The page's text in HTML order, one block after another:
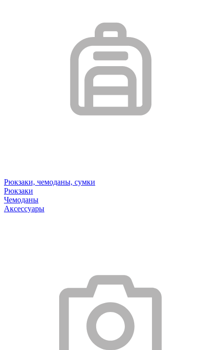
Рюкзаки, чемоданы, сумки
Рюкзаки
Чемоданы
Аксессуары